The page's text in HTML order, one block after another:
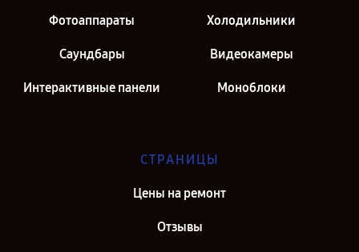
Фотоаппараты Холодильники
Саундбары Видеокамеры
Интерактивные панели Моноблоки
СТРАНИЦЫ
Цены на ремонт
Отзывы